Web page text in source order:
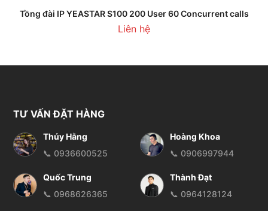
Tồng đài IP YEASTAR S100 200 User 60 Concurrent calls
Liên hệ
TƯ VẤN ĐẶT HÀNG
Thúy Hằng
📞 0936600525
Hoàng Khoa
📞 0906997944
Quốc Trung
📞 0968626365
Thành Đạt
📞 0964128124